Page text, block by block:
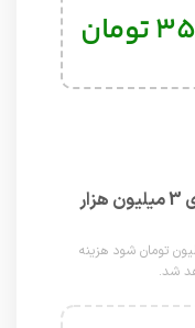
تومان
ارسال رایگان برای سفارش های بالای 3 میلیون هزار
جمع صورت حساب شما بالای 3 میلیون تومان شود هزینه
شد.